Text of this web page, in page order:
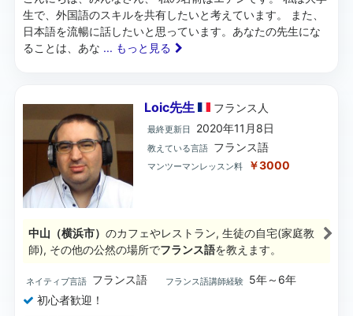
生で、外国語のスキルを共有したいと考えています。 また、
日本語を流暢に話したいと思っています。あなたの先生にな
ることは、あな ... もっと見る
Loic先生 フランス 人
最終更新日 2020年11月8日
教えている言語 フランス語
マンツーマンレッスン料 ￥3000
中山（横浜市） のカフェやレストラン, 生徒の自宅(家庭教
師), その他の公然の場所でフランス語を教えます。
ネイティブ言語 フランス語 フランス語講師経験
5年～6年
初心者歓迎！